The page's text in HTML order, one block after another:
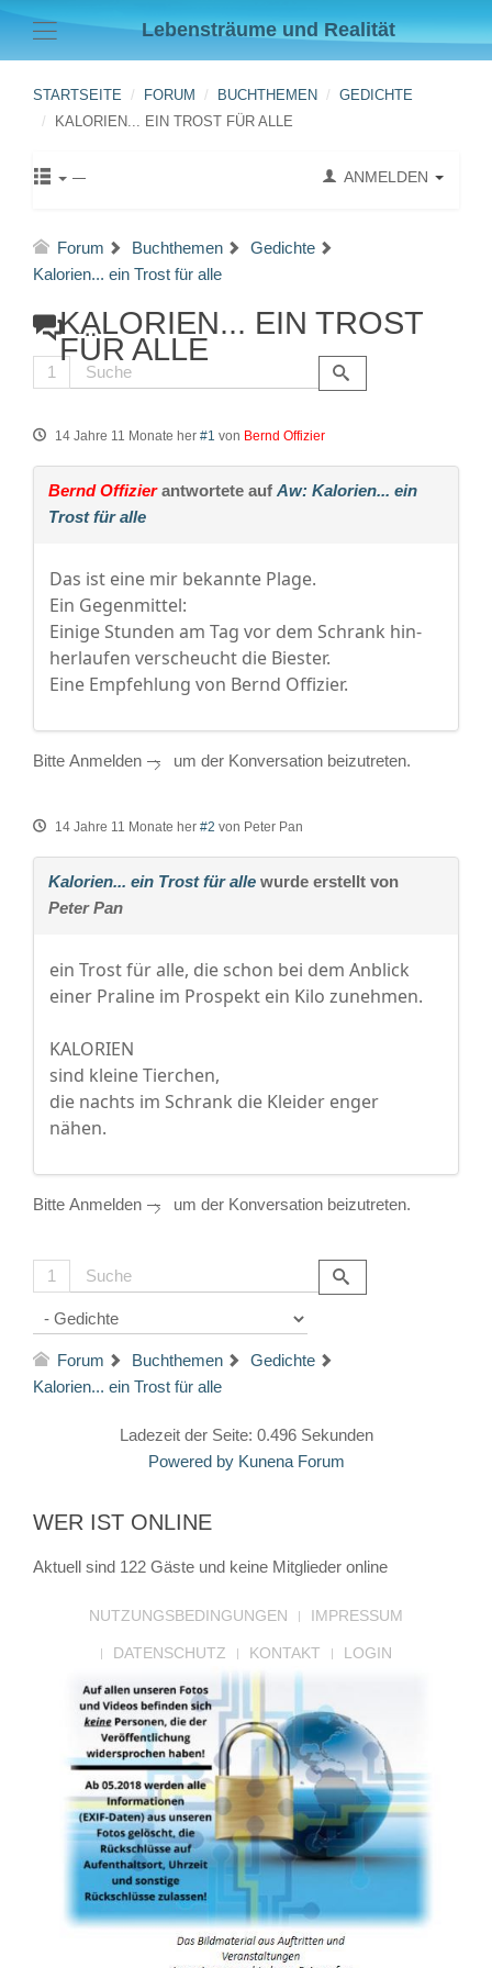
Lebensträume und Realität
STARTSEITE FORUM BUCHTHEMEN
GEDICHTE
KALORIEN... EIN TROST FÜR ALLE
ANMELDEN
Forum Buchthemen
Gedichte
Kalorien... ein Trost für alle
KALORIEN... EIN TROST
FÜR ALLE
1
14 Jahre 11 Monate her #1 von Bernd Offizier
Bernd Offizierantwortete auf Aw: Kalorien... ein
Trost für alle
Das ist eine mir bekannte Plage.
Ein Gegenmittel:
Einige Stunden am Tag vor dem Schrank hin-
herlaufen verscheucht die Biester.
Eine Empfehlung von Bernd Offizier.
Bitte Anmelden um der Konversation beizutreten.
14 Jahre 11 Monate her #2 von Peter Pan
Kalorien... ein Trost für alle wurde erstellt von
Peter Pan
ein Trost für alle, die schon bei dem Anblick
einer Praline im Prospekt ein Kilo zunehmen.
KALORIEN
sind kleine Tierchen,
die nachts im Schrank die Kleider enger
nähen.
Bitte Anmelden um der Konversation beizutreten.
1
Forum Buchthemen
Gedichte
Kalorien... ein Trost für alle
Ladezeit der Seite: 0.496 Sekunden
Powered by Kunena Forum
WER IST ONLINE
Aktuell sind 122 Gäste und keine Mitglieder online
NUTZUNGSBEDINGUNGEN IMPRESSUM
DATENSCHUTZ KONTAKT LOGIN